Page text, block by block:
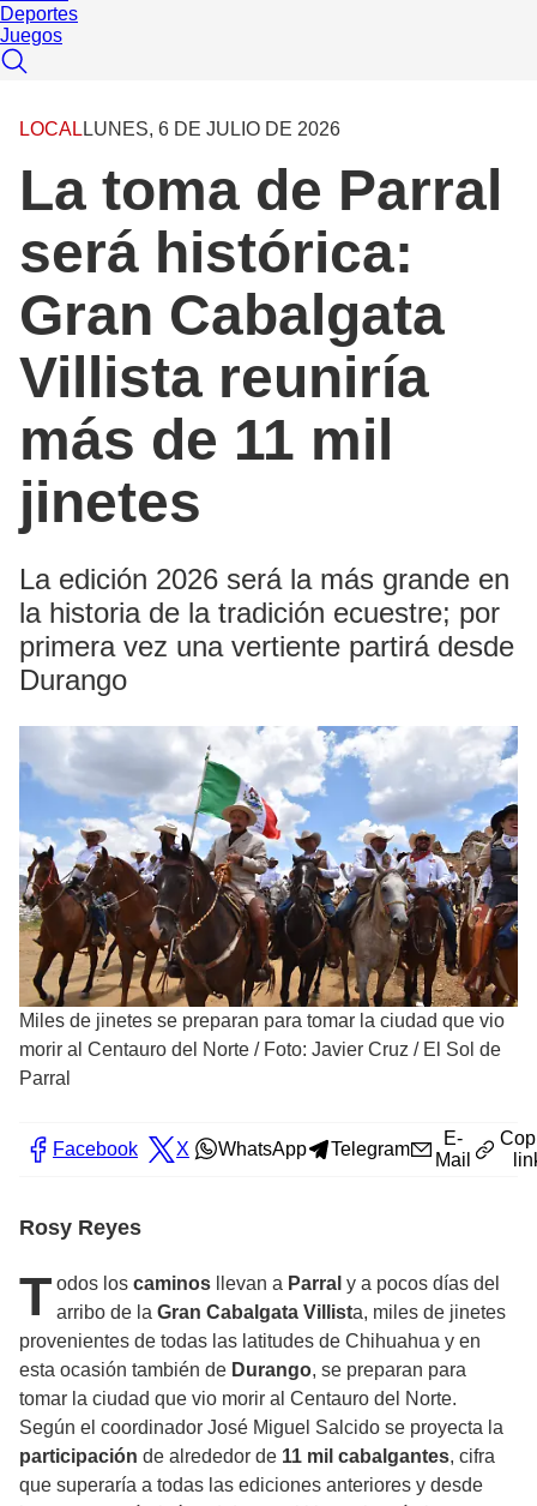
Deportes
Juegos
LOCAL LUNES, 6 DE JULIO DE 2026
La toma de Parral
será histórica:
Gran Cabalgata
Villista reuniría
más de 11 mil
jinetes
La edición 2026 será la más grande en
la historia de la tradición ecuestre; por
primera vez una vertiente partirá desde
Durango
Miles de jinetes se preparan para tomar la ciudad que vio
morir al Centauro del Norte / Foto: Javier Cruz / El Sol de
Parral
Facebook X WhatsApp Telegram
E-
Mail
Rosy Reyes
T odos los caminos llevan a Parral y a pocos días del
arribo de la Gran Cabalgata Villista, miles de jinetes
provenientes de todas las latitudes de Chihuahua y en
esta ocasión también de Durango, se preparan para
tomar la ciudad que vio morir al Centauro del Norte.
Según el coordinador José Miguel Salcido se proyecta la
participación de alrededor de 11 mil cabalgantes, cifra
que superaría a todas las ediciones anteriores y desde